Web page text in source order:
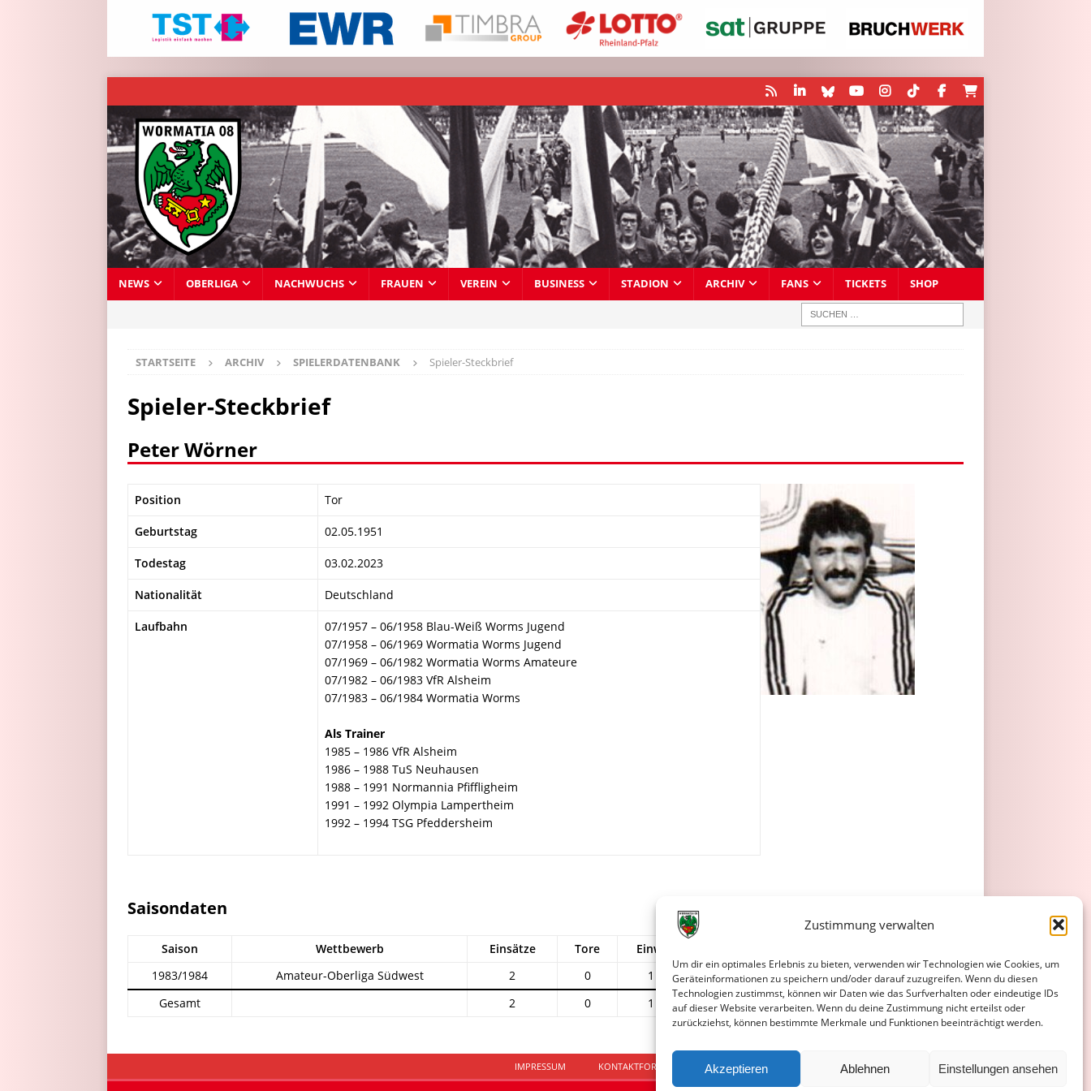
Zustimmung verwalten
Um dir ein optimales Erlebnis zu bieten, verwenden wir Technologien wie Cookies, um
Geräteinformationen zu speichern und/oder darauf zuzugreifen. Wenn du diesen
Technologien zustimmst, können wir Daten wie das Surfverhalten oder eindeutige IDs
auf dieser Website verarbeiten. Wenn du deine Zustimmung nicht erteilst oder
zurückziehst, können bestimmte Merkmale und Funktionen beeinträchtigt werden.
Akzeptieren Ablehnen Einstellungen ansehen
NEWS OBERLIGA NACHWUCHS FRAUEN VEREIN BUSINESS STADION ARCHIV FANS TICKETS SHOP
STARTSEITE ARCHIV SPIELERDATENBANK Spieler-Steckbrief
Spieler-Steckbrief
Peter Wörner
Position Tor
Geburtstag 02.05.1951
Todestag 03.02.2023
Nationalität Deutschland
Laufbahn
07/1957 – 06/1958 Blau-Weiß Worms Jugend
07/1958 – 06/1969 Wormatia Worms Jugend
07/1969 – 06/1982 Wormatia Worms Amateure
07/1982 – 06/1983 VfR Alsheim
07/1983 – 06/1984 Wormatia Worms
Als Trainer
1985 – 1986 VfR Alsheim
1986 – 1988 TuS Neuhausen
1988 – 1991 Normannia Pfiffligheim
1991 – 1992 Olympia Lampertheim
1992 – 1994 TSG Pfeddersheim
Saisondaten
Saison Wettbewerb Einsätze Tore Einw.
1983/1984
Amateur-Oberliga Südwest 2 0 1 1
0
Gesamt
2 0 1 1 0 0 0
IMPRESSUM KONTAKTFORMULAR DATENSCHUTZERKLÄRUNG COOKIE-RICHTLINIE (EU)